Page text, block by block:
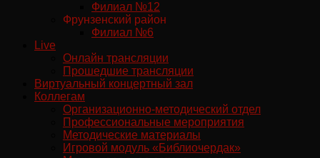
Филиал №12
Фрунзенский район
Филиал №6
Live
Онлайн трансляции
Прошедшие трансляции
Виртуальный концертный зал
Коллегам
Организационно-методический отдел
Профессиональные мероприятия
Методические материалы
Игровой модуль «Библиочердак»